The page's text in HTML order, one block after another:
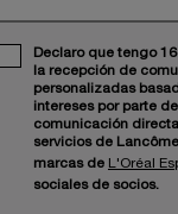
Declaro que tengo
la recepción de
personalizadas
intereses por parte
comunicación
servicios de
marcas de
L'Oréal
sociales de socios.